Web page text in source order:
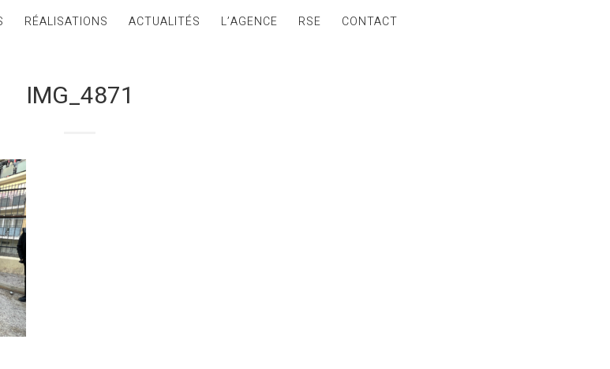
RÉALISATIONS ACTUALITÉS L’AGENCE RSE CONTACT
IMG_4871